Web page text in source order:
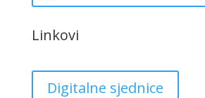
Linkovi
Digitalne sjednice